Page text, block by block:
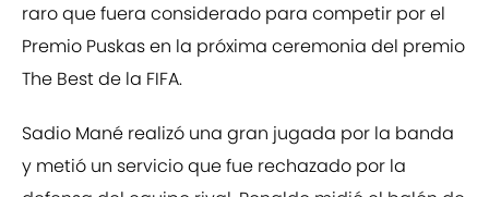
raro que fuera considerado para competir por el
Premio Puskas en la próxima ceremonia del premio
The Best de la FIFA.
Sadio Mané realizó una gran jugada por la banda
y metió un servicio que fue rechazado por la